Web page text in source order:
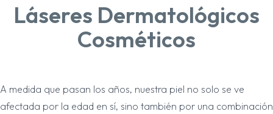
Láseres Dermatológicos
Cosméticos
A medida que pasan los años, nuestra piel no solo se ve
afectada por la edad en sí, sino también por una combinación